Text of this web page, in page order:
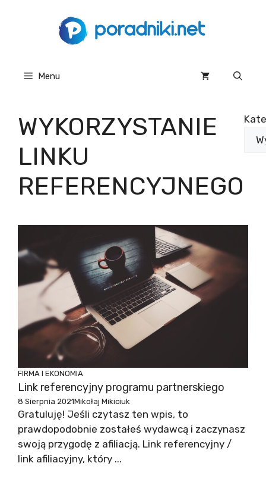
Menu
WYKORZYSTANIE
LINKU
REFERENCYJNEGO
FIRMA I EKONOMIA
Link referencyjny programu partnerskiego
8 Sierpnia 2021Mikołaj Mikiciuk
Gratuluję! Jeśli czytasz ten wpis, to
prawdopodobnie zostałeś wydawcą i zaczynasz
swoją przygodę z afiliacją. Link referencyjny /
link afiliacyjny, który ...